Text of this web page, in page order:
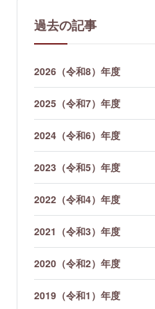
過去の記事
2026（令和8）年度
2025（令和7）年度
2024（令和6）年度
2023（令和5）年度
2022（令和4）年度
2021（令和3）年度
2020（令和2）年度
2019（令和1）年度